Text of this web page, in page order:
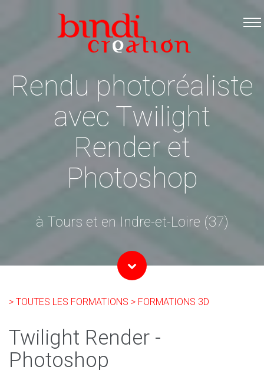
Accueil
Les formations
Catalogue PDF
Logiciels Libres
Infos pratiques
Contact
Rendu photoréaliste
avec Twilight
Render et
Photoshop
à Tours et en Indre-et-Loire (37)
> TOUTES LES FORMATIONS > FORMATIONS 3D
Twilight Render -
Photoshop